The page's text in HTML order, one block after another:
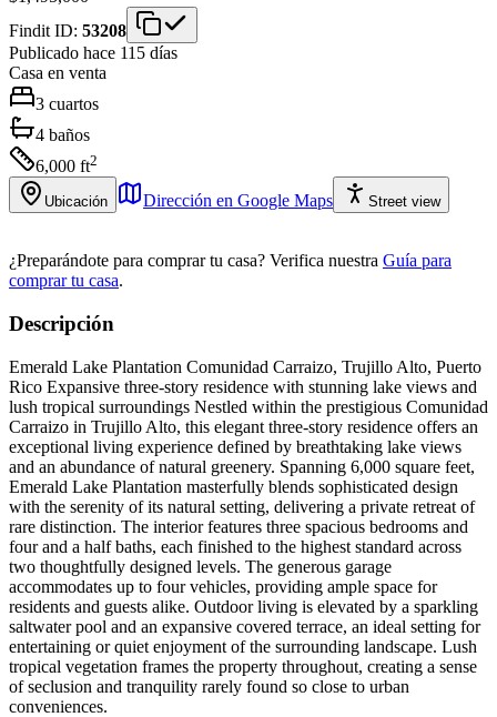
Findit ID: 53208
Publicado hace 115 días
Casa en venta
3 cuartos
4 baños
6,000 ft2
Ubicación Dirección en Google Maps Street view
¿Preparándote para comprar tu casa? Verifica nuestra Guía para
comprar tu casa.
Descripción
Emerald Lake Plantation Comunidad Carraizo, Trujillo Alto, Puerto
Rico Expansive three-story residence with stunning lake views and
lush tropical surroundings Nestled within the prestigious Comunidad
Carraizo in Trujillo Alto, this elegant three-story residence offers an
exceptional living experience defined by breathtaking lake views
and an abundance of natural greenery. Spanning 6,000 square feet,
Emerald Lake Plantation masterfully blends sophisticated design
with the serenity of its natural setting, delivering a private retreat of
rare distinction. The interior features three spacious bedrooms and
four and a half baths, each finished to the highest standard across
two thoughtfully designed levels. The generous garage
accommodates up to four vehicles, providing ample space for
residents and guests alike. Outdoor living is elevated by a sparkling
saltwater pool and an expansive covered terrace, an ideal setting for
entertaining or quiet enjoyment of the surrounding landscape. Lush
tropical vegetation frames the property throughout, creating a sense
of seclusion and tranquility rarely found so close to urban
conveniences.